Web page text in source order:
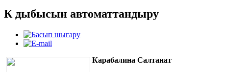
К дыбысын автоматтандыру
Карабалина Салтанат